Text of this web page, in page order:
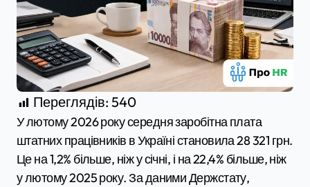
Переглядів: 540
У лютому 2026 року середня заробітна плата
штатних працівників в Україні становила 28 321 грн.
Це на 1,2% більше, ніж у січні, і на 22,4% більше, ніж
у лютому 2025 року. За даними Держстату,